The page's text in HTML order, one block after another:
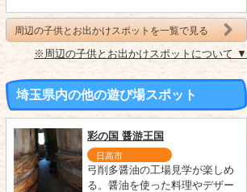
周辺の子供とお出かけスポットを一覧で見る
※周辺の子供とお出かけスポットについて ▼
埼玉県内の他の遊び場スポット
彩の国 醤游王国
日高市
弓削多醤油の工場見学が楽しめ
る。醤油を使った料理やデザー